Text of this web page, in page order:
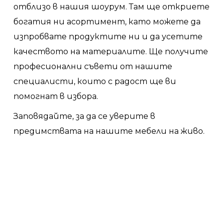
отблизо в нашия шоурум. Там ще откриете
богатия ни асортимент, като можете да
изпробвате продуктите ни и да усетите
качеството на материалите. Ще получите
професионални съвети от нашите
специалисти, които с радост ще ви
помогнат в избора.
Заповядайте, за да се уверите в
предимствата на нашите мебели на живо.